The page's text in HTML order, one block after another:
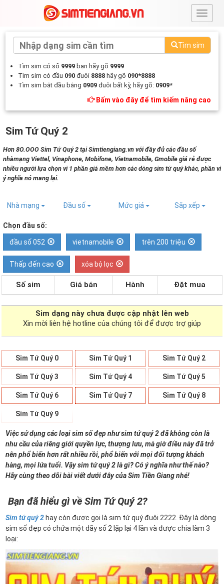
#
Tìm sim
Tìm sim có số 9999 bạn hãy gõ 9999
Tìm sim có đầu 090 đuôi 8888 hãy gõ 090*8888
Tìm sim bắt đầu bằng 0909 đuôi bất kỳ, hãy gõ: 0909*
Bấm vào đây để tìm kiếm nâng cao
Sim Tứ Quý 2
Hơn 8O.OOO Sim Tứ Quý 2 tại Simtiengiang.vn với đầy đủ các đầu số
nhàmạng Viettel, Vinaphone, Mobifone, Vietnamobile, Gmobile giá rẻ được
nhiều người lựa chọn vì 1 phần giá mềm hơn các dòng sim tứ quý khác, phần vì
ý nghĩa nó mang lại.
Nhà mạng Đầu số Mức giá Sắp xếp
Chọn đầu số:
đầu số 052 vietnamobile trên 200 triệu
Thấp đến cao xóa bộ lọc
Số sim Giá bán Hành Đặt mua
Sim dạng này chưa được cập nhật lên web
Xin mời liên hệ hotline của chúng tôi để được trợ giúp
Sim Tứ Quý 0 Sim Tứ Quý 1 Sim Tứ Quý 2
Sim Tứ Quý 3 Sim Tứ Quý 4 Sim Tứ Quý 5
Sim Tứ Quý 6 Sim Tứ Quý 7 Sim Tứ Quý 8
Sim Tứ Quý 9
Việc sử dụng các loại sim số đẹp như sim tứ quý 2 đã không còn là
nhu cầu của riêng giới quyền lực, thượng lưu, mà giờ điều này đã trở
nên phổ biến hơn rất nhiều rồi, phổ biến với mọi đối tượng khách
hàng, mọi lứa tuổi. Vậy sim tứ quý 2 là gì? Có ý nghĩa như thế nào?
Hãy cùng theo dõi bài viết dưới đây của Sim Tiền Giang nhé!
Bạn đã hiểu gì về Sim Tứ Quý 2?
Sim tứ quý 2 hay còn được gọi là sim tứ quý đuôi 2222. Đây là dòng
sim số đẹp có chứa một dãy số 2 lặp lại 4 lần và được chia làm 3
loại: